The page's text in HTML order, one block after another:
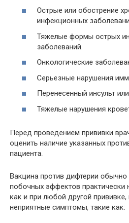
Острые или обострение
инфекционных
Тяжелые формы острых
заболеваний.
Онкологические
Серьезные нарушения
Перенесенный инсульт
Тяжелые нарушения
Перед проведением прививки
оценить наличие указанных
пациента.
Вакцина против дифтерии обычно
побочных эффектов практически
как и при любой другой
неприятные симптомы, такие как: